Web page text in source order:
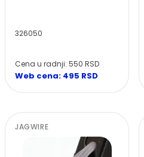
326050
Cena u radnji: 550 RSD
Web cena: 495 RSD
JAGWIRE